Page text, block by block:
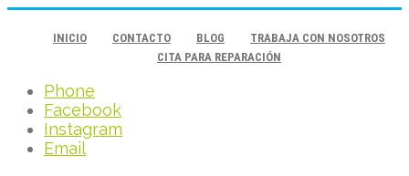
INICIO CONTACTO BLOG
TRABAJA CON NOSOTROS
CITA PARA REPARACIÓN
Phone
Facebook
Instagram
Email